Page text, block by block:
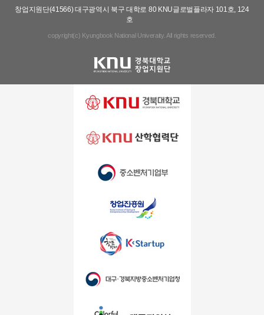
창업지원단(41566) 대구광역시 북구 대학로 80 KNU글로벌플라자 101호, 124
호
copyright(c) Kyungbook National Univeraity. All rights reserved.